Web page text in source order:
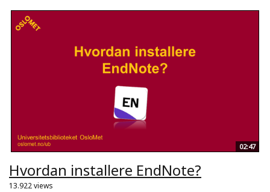
02:47
Hvordan installere EndNote?
13.922 views